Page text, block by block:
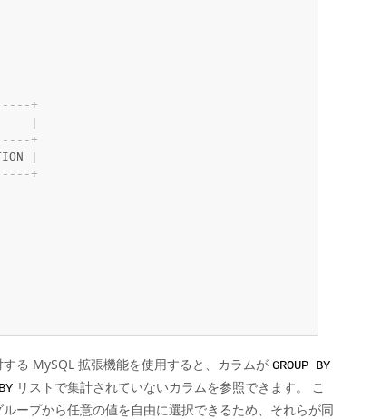
- - - - +
- - - - +
- - - - +
る MySQL 拡張機能を使用すると、カラムが GROUP BY
リストで集計されていないカラムを参照できます。 こ
ープから任意の値を自由に選択できるため、それらが同